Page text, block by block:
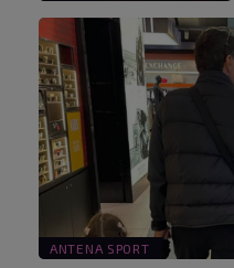
ANTENA SPORT